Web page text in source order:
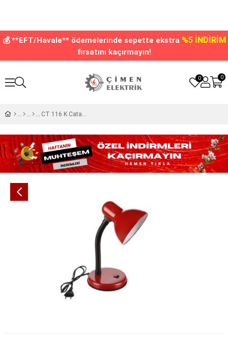
💰 **EFT/Havale** ödemelerinde sepette ekstra %5 İNDİRİM
fırsatını kaçırmayın!
0
0
CT 116 K Cata Masa Lambası Kırmızı Renk